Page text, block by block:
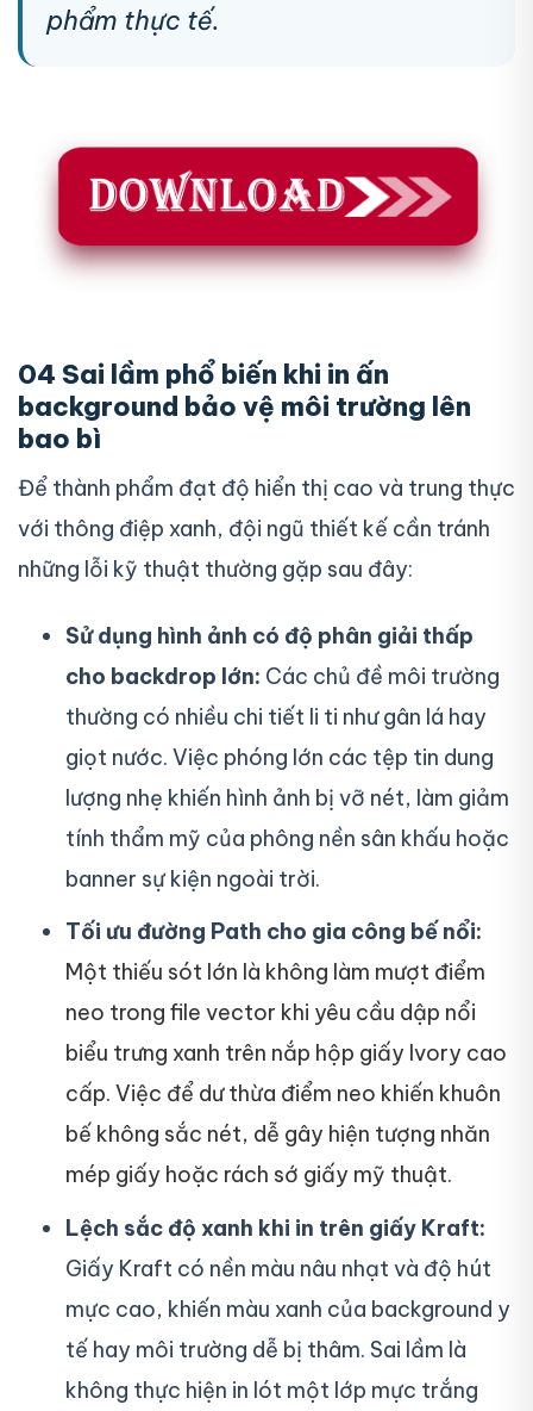
phẩm thực tế.
04 Sai lầm phổ biến khi in ấn
background bảo vệ môi trường lên
bao bì
Để thành phẩm đạt độ hiển thị cao và trung thực
với thông điệp xanh, đội ngũ thiết kế cần tránh
những lỗi kỹ thuật thường gặp sau đây:
Sử dụng hình ảnh có độ phân giải thấp
cho backdrop lớn: Các chủ đề môi trường
thường có nhiều chi tiết li ti như gân lá hay
giọt nước. Việc phóng lớn các tệp tin dung
lượng nhẹ khiến hình ảnh bị vỡ nét, làm giảm
tính thẩm mỹ của phông nền sân khấu hoặc
banner sự kiện ngoài trời.
Tối ưu đường Path cho gia công bế nổi:
Một thiếu sót lớn là không làm mượt điểm
neo trong file vector khi yêu cầu dập nổi
biểu trưng xanh trên nắp hộp giấy Ivory cao
cấp. Việc để dư thừa điểm neo khiến khuôn
bế không sắc nét, dễ gây hiện tượng nhăn
mép giấy hoặc rách sớ giấy mỹ thuật.
Lệch sắc độ xanh khi in trên giấy Kraft:
Giấy Kraft có nền màu nâu nhạt và độ hút
mực cao, khiến màu xanh của background y
tế hay môi trường dễ bị thâm. Sai lầm là
không thực hiện in lót một lớp mực trắng